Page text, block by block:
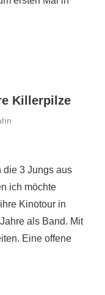
Killerpilze
die 3 Jungs aus
ich möchte
Kinotour in
als Band. Mit
Eine offene